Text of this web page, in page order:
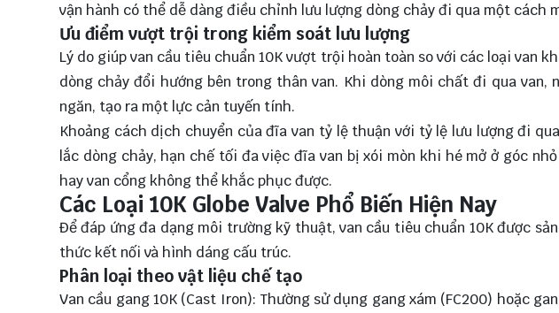
vận hành có thể dễ dàng điều chỉnh lưu lượng dòng chảy đi qua một cách
Ưu điểm vượt trội trong kiểm soát lưu lượng
Lý do giúp van cầu tiêu chuẩn 10K vượt trội hoàn toàn so với các loại van
dòng chảy đổi hướng bên trong thân van. Khi dòng môi chất đi qua van,
ngăn, tạo ra một lực cản tuyến tính.
Khoảng cách dịch chuyển của đĩa van tỷ lệ thuận với tỷ lệ lưu lượng đi
lắc dòng chảy, hạn chế tối đa việc đĩa van bị xói mòn khi hé mở ở góc
hay van cổng không thể khắc phục được.
Các Loại 10K Globe Valve Phổ Biến Hiện Nay
Để đáp ứng đa dạng môi trường kỹ thuật, van cầu tiêu chuẩn 10K được
thức kết nối và hình dáng cấu trúc.
Phân loại theo vật liệu chế tạo
Van cầu gang 10K (Cast Iron): Thường sử dụng gang xám (FC200) hoặc